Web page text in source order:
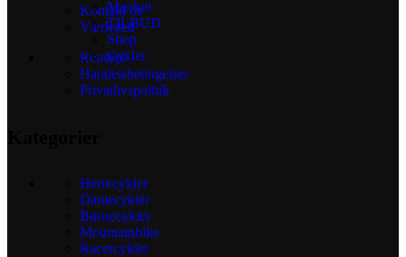
Kontakt os
Værksted
Reusers
Handelsbetingelser
Privatlivspolitik
Herrecykler
Damecykler
Børnecykler
Mountainbike
Racercykler
Mærker
TILBUD
Shop
Cykler